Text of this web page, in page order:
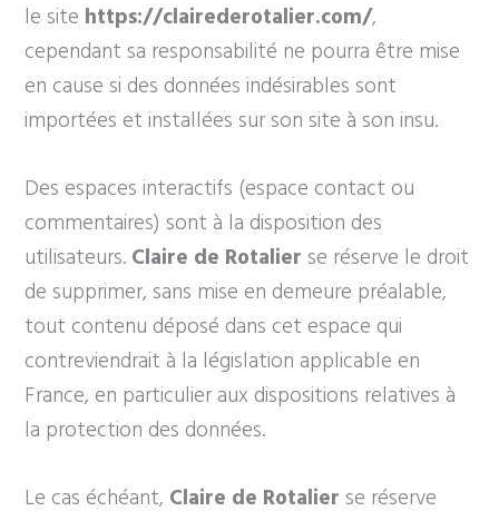
le site https://clairederotalier.com/,
cependant sa responsabilité ne pourra être mise
en cause si des données indésirables sont
importées et installées sur son site à son insu.
Des espaces interactifs (espace contact ou
commentaires) sont à la disposition des
utilisateurs. Claire de Rotalier se réserve le droit
de supprimer, sans mise en demeure préalable,
tout contenu déposé dans cet espace qui
contreviendrait à la législation applicable en
France, en particulier aux dispositions relatives à
la protection des données.
Le cas échéant, Claire de Rotalier se réserve